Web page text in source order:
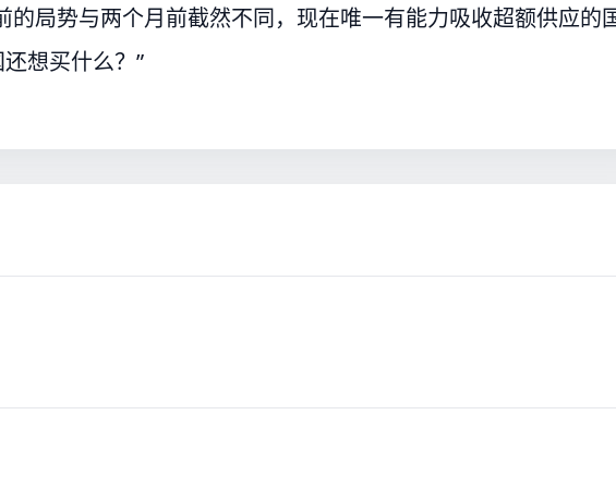
的局势与两个月前截然不同，现在唯一有能力吸收超额供应的
想买什么？”